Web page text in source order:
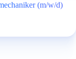
(m/w/d)